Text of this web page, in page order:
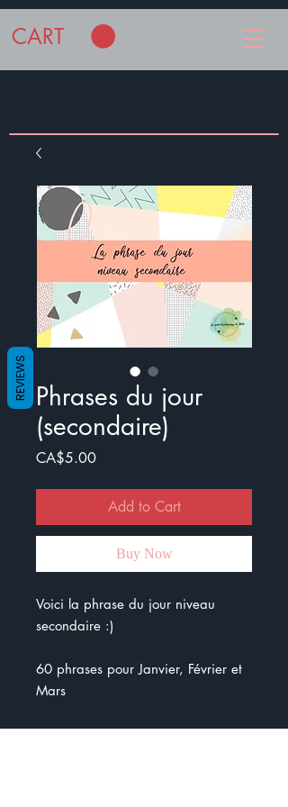
CART
Phrases du jour
(secondaire)
CA$5.00Price
Add to Cart
Buy Now
Voici la phrase du jour niveau
secondaire :)
60 phrases pour Janvier, Février et
Mars
Les notions sont :
REVIEWS